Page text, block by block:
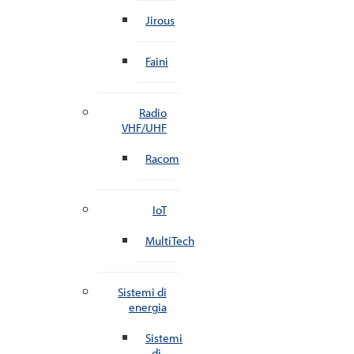
Jirous
Faini
Radio
VHF/UHF
Racom
IoT
MultiTech
Sistemi di
energia
Sistemi